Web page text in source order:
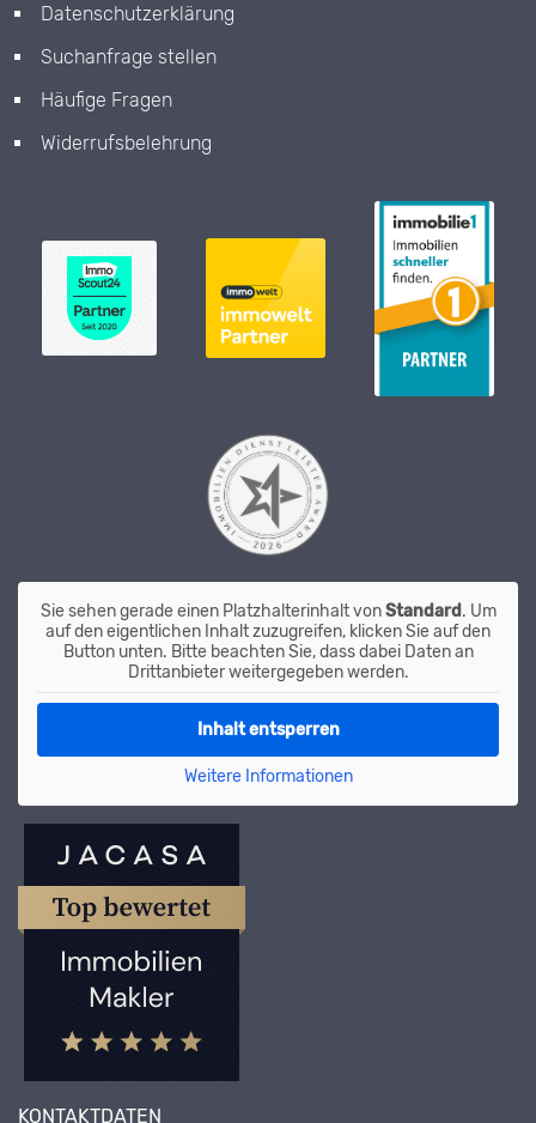
Datenschutzerklärung
Suchanfrage stellen
Häufige Fragen
Widerrufsbelehrung
Sie sehen gerade einen Platzhalterinhalt vonStandard . Um
auf den eigentlichen Inhalt zuzugreifen, klicken Sie auf den
Button unten. Bitte beachten Sie, dass dabei Daten an
Drittanbieter weitergegeben werden.
Inhalt entsperren
Weitere Informationen
KONTAKTDATEN